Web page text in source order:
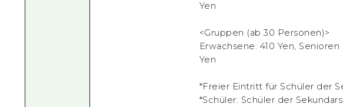
Yen
<Gruppen (ab 30 Personen)>
Erwachsene: 410 Yen,
Yen
*Freier Eintritt für Schüler der
*Schüler: Schüler der